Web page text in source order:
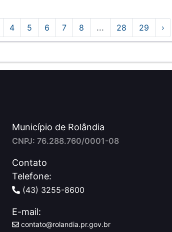
4 5 6 7 8 ... 28 29 ›
Município de Rolândia
CNPJ: 76.288.760/0001-08
Contato
Telefone:
(43) 3255-8600
E-mail:
contato@rolandia.pr.gov.br